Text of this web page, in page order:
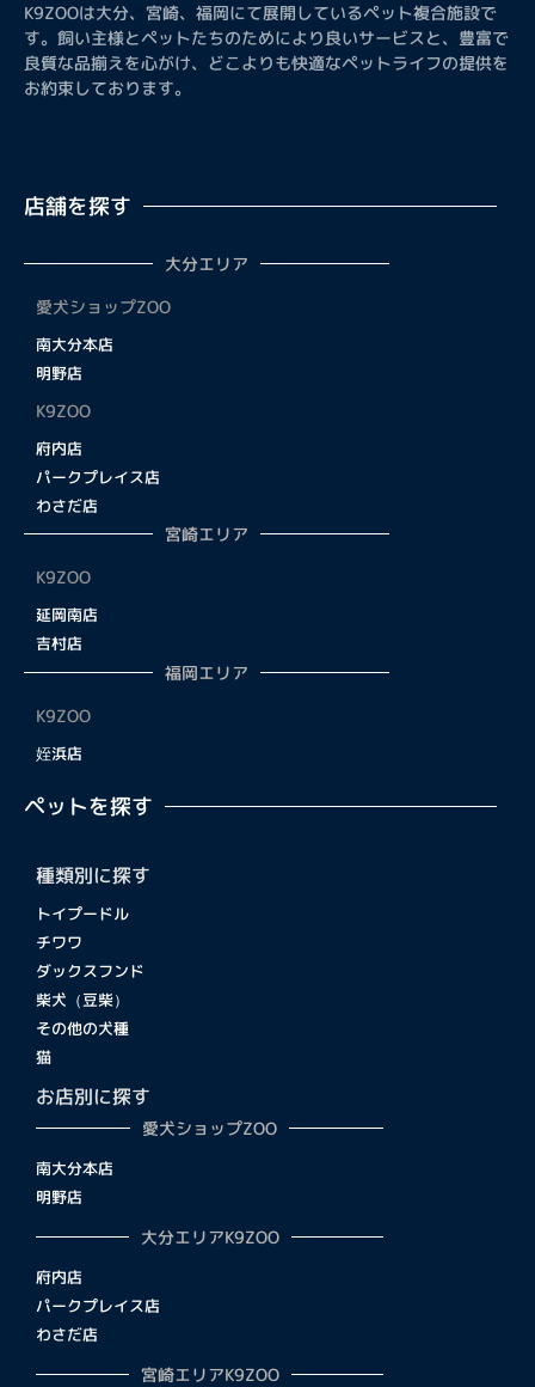
K9ZOOは大分、宮崎、福岡にて展開しているペット複合施設で
す。飼い主様とペットたちのためにより良いサービスと、豊富で
良質な品揃えを心がけ、どこよりも快適なペットライフの提供を
お約束しております。
店舗を探す
大分エリア
愛犬ショップZOO
南大分本店
明野店
K9ZOO
府内店
パークプレイス店
わさだ店
宮崎エリア
K9ZOO
延岡南店
吉村店
福岡エリア
K9ZOO
姪浜店
ペットを探す
種類別に探す
トイプードル
チワワ
ダックスフンド
柴犬（豆柴）
その他の犬種
猫
お店別に探す
愛犬ショップZOO
南大分本店
明野店
大分エリアK9ZOO
府内店
パークプレイス店
わさだ店
宮崎エリアK9ZOO